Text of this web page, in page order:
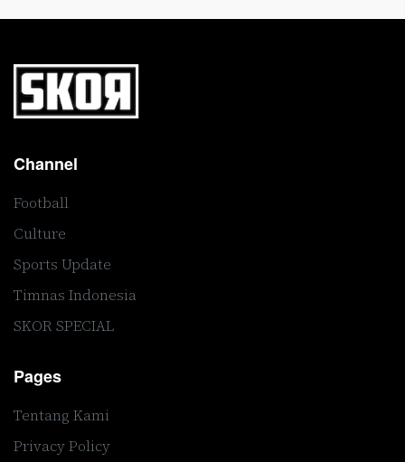
Channel
Football
Culture
Sports Update
Timnas Indonesia
SKOR SPECIAL
Pages
Tentang Kami
Privacy Policy